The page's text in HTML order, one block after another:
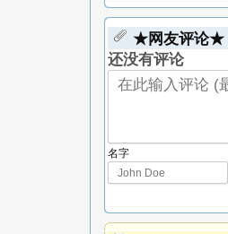
★网友评论★
还没有评论
名字